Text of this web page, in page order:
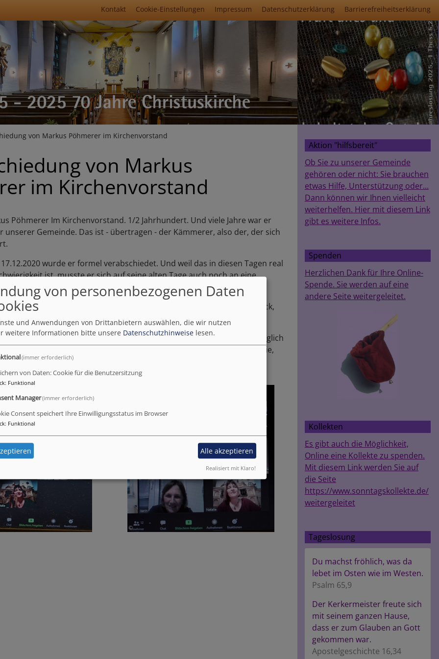
Fußbereichsmenü
Kontakt Cookie-Einstellungen Impressum Datenschutzerklärung Barrierefreiheitserklärung
von Markus Pöhmerer im Kirchenvorstand
von Markus
im Kirchenvorstand
Pöhmerer Im Kirchenvorstand. 1/2 Jahrhundert. Und viele Jahre war er
unserer Gemeinde. Das ist - übertragen - der Kämmerer, also der, der sich
wurde er formel verabschiedet. Und weil das in diesen Tagen real
ist, musste er sich auf seine alten Tage auch noch an eine
Erfolgreich, wie man sieht.
wir virtuell angestoßen - der Sekt war aber real. Und Karin Heienbrock,
bekam gleich mal einen Namensstempfel.
Verabschiedung von Markus Pöhmerer wollen wir sobald wieder möglich
die Bilder unten auch nicht besonders gut sind - vielleicht merken Sie,
Runde war.
Aktion "hilfsbereit"
Ob Sie zu unserer Gemeinde
gehören oder nicht: Sie brauchen
etwas Hilfe, Unterstützung oder...
Dann können wir Ihnen vielleicht
weiterhelfen. Hier mit diesem Link
gibt es weitere Infos.
Spenden
Herzlichen Dank für Ihre Online-
Spende. Sie werden auf eine
andere Seite weitergeleitet.
Kollekten
Es gibt auch die Möglichkeit,
Online eine Kollekte zu spenden.
Mit diesem Link werden Sie auf
die Seite
https://www.sonntagskollekte.de/
weitergeleitet
Tageslosung
Du machst fröhlich, was da
lebet im Osten wie im Westen.
Psalm 65,9
Der Kerkermeister freute sich
mit seinem ganzen Hause,
dass er zum Glauben an Gott
gekommen war.
Apostelgeschichte 16,34
von personenbezogenen Daten
und Anwendungen von Drittanbietern auswählen, die wir nutzen
weitere Informationen bitte unsere Datenschutzhinweise lesen.
(immer erforderlich)
von Daten: Cookie für die Benutzersitzung
: Funktional
Manager(immer erforderlich)
Consent speichert Ihre Einwilligungsstatus im Browser
: Funktional
Alle akzeptieren
Realisiert mit Klaro!